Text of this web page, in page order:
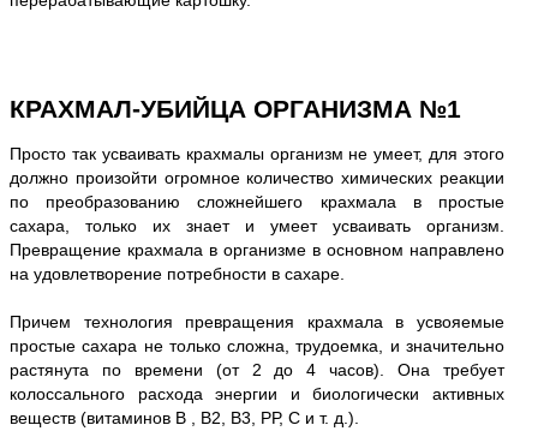
КРАХМАЛ-УБИЙЦА ОРГАНИЗМА №1
Просто так усваивать крахмалы организм не умеет, для этого
должно произойти огромное количество химических реакции
по преобразованию сложнейшего крахмала в простые
сахара, только их знает и умеет усваивать организм.
Превращение крахмала в организме в основном направлено
на удовлетворение потребности в сахаре.
Причем технология превращения крахмала в усвояемые
простые сахара не только сложна, трудоемка, и значительно
растянута по времени (от 2 до 4 часов). Она требует
колоссального расхода энергии и биологически активных
веществ (витаминов В , В2, В3, РР, С и т. д.).